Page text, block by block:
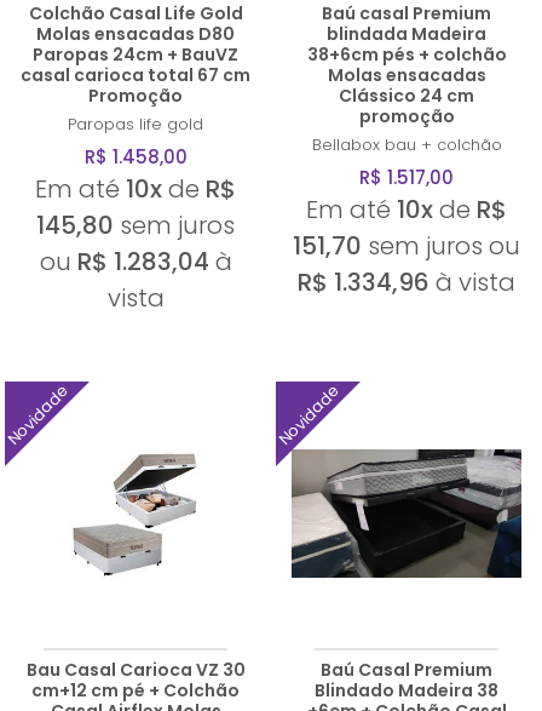
Colchão Casal Life Gold
Molas ensacadas D80
Paropas 24cm + BauVZ
casal carioca total 67 cm
Promoção
Paropas life gold
R$ 1.458,00
Em até 10xde R$
145,80 sem juros
ou R$ 1.283,04 à
vista
Baú casal Premium
blindada Madeira
38+6cm pés + colchão
Molas ensacadas
Clássico 24 cm
promoção
Bellabox bau + colchão
R$ 1.517,00
Em até 10xde R$
151,70 sem juros ou
R$ 1.334,96 à vista
Novidade
Bau Casal Carioca VZ 30
cm+12 cm pé + Colchão
Novidade
Baú Casal Premium
Blindado Madeira 38